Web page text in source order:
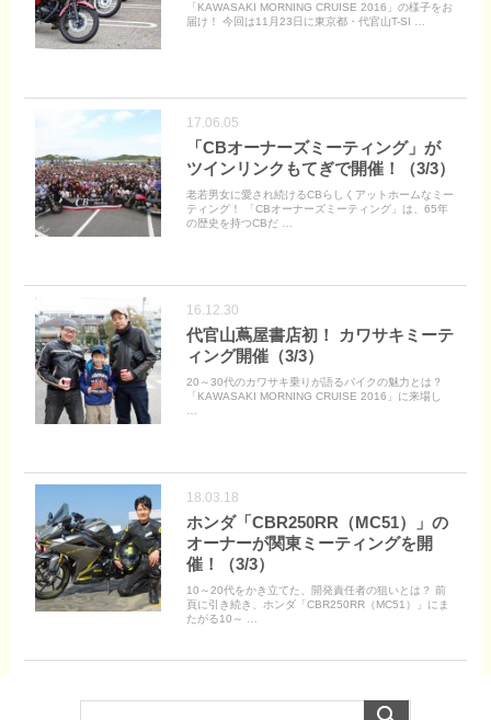
「KAWASAKI MORNING CRUISE 2016」の様子をお
届け！ 今回は11月23日に東京都・代官山T-SI …
17.06.05
「CBオーナーズミーティング」が
ツインリンクもてぎで開催！（3/3）
老若男女に愛され続けるCBらしくアットホームなミー
ティング！ 「CBオーナーズミーティング」は、65年
の歴史を持つCBだ …
16.12.30
代官山蔦屋書店初！ カワサキミーテ
ィング開催（3/3）
20～30代のカワサキ乗りが語るバイクの魅力とは？
「KAWASAKI MORNING CRUISE 2016」に来場し
18.03.18
ホンダ「CBR250RR（MC51）」の
オーナーが関東ミーティングを開
催！（3/3）
10～20代をかき立てた、開発責任者の狙いとは？ 前
頁に引き続き、ホンダ「CBR250RR（MC51）」にま
たがる10～ …